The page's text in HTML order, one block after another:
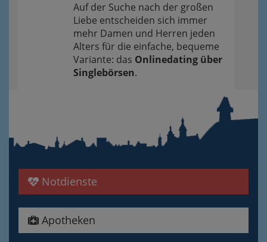
Auf der Suche nach der großen
Liebe entscheiden sich immer
mehr Damen und Herren jeden
Alters für die einfache, bequeme
Variante: das Onlinedating über
Singlebörsen.
Notdienste
Apotheken